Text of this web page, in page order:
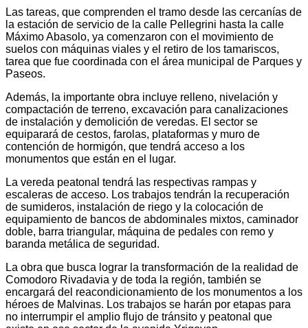
Las tareas, que comprenden el tramo desde las cercanías de
la estación de servicio de la calle Pellegrini hasta la calle
Máximo Abasolo, ya comenzaron con el movimiento de
suelos con máquinas viales y el retiro de los tamariscos,
tarea que fue coordinada con el área municipal de Parques y
Paseos.
Además, la importante obra incluye relleno, nivelación y
compactación de terreno, excavación para canalizaciones
de instalación y demolición de veredas. El sector se
equiparará de cestos, farolas, plataformas y muro de
contención de hormigón, que tendrá acceso a los
monumentos que están en el lugar.
La vereda peatonal tendrá las respectivas rampas y
escaleras de acceso. Los trabajos tendrán la recuperación
de sumideros, instalación de riego y la colocación de
equipamiento de bancos de abdominales mixtos, caminador
doble, barra triangular, máquina de pedales con remo y
baranda metálica de seguridad.
La obra que busca lograr la transformación de la realidad de
Comodoro Rivadavia y de toda la región, también se
encargará del reacondicionamiento de los monumentos a los
héroes de Malvinas. Los trabajos se harán por etapas para
no interrumpir el amplio flujo de tránsito y peatonal que